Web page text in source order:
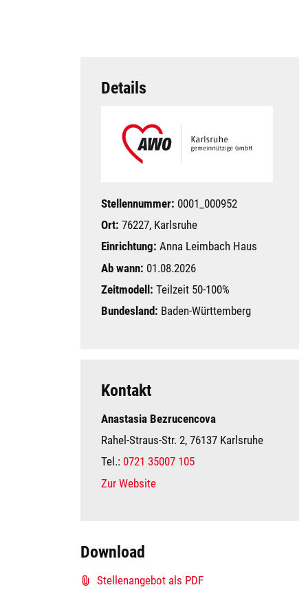
Details
Stellennummer: 0001_000952
Ort: 76227, Karlsruhe
Einrichtung: Anna Leimbach Haus
Ab wann: 01.08.2026
Zeitmodell: Teilzeit 50-100%
Bundesland: Baden-Württemberg
Kontakt
Anastasia Bezrucencova
Rahel-Straus-Str. 2, 76137 Karlsruhe
Tel.: 0721 35007 105
Zur Website
Download
Stellenangebot als PDF